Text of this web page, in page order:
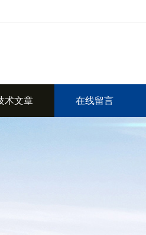
术文章 在线留言